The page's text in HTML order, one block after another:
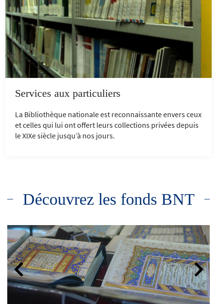
Services aux particuliers
La Bibliothèque nationale est reconnaissante envers ceux
et celles qui lui ont offert leurs collections privées depuis
le XIXe siècle jusqu’à nos jours.
Découvrez les fonds BNT